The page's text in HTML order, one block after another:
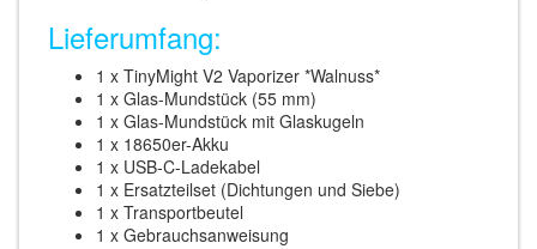
Lieferumfang:
1 x TinyMight V2 Vaporizer *Walnuss*
1 x Glas-Mundstück (55 mm)
1 x Glas-Mundstück mit Glaskugeln
1 x 18650er-Akku
1 x USB-C-Ladekabel
1 x Ersatzteilset (Dichtungen und Siebe)
1 x Transportbeutel
1 x Gebrauchsanweisung